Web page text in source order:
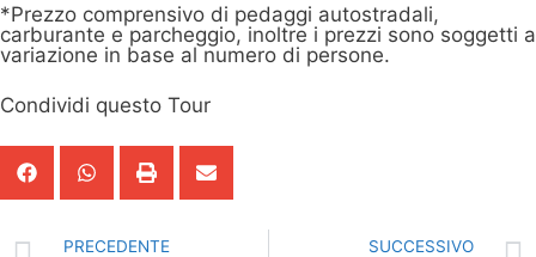
*Prezzo comprensivo di pedaggi autostradali,
carburante e parcheggio, inoltre i prezzi sono soggetti a
variazione in base al numero di persone.
Condividi questo Tour
PRECEDENTE SUCCESSIVO